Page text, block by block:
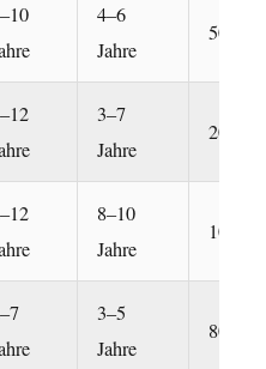
4–6
Jahre
3–7
Jahre
20–80
8–10
Jahre
3–5
Jahre